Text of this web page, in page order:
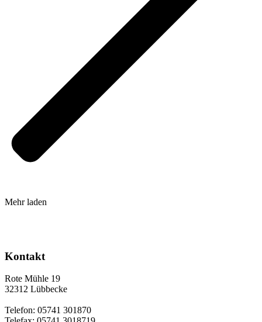
Mehr laden
Kontakt
Rote Mühle 19
32312 Lübbecke
Telefon: 05741 301870